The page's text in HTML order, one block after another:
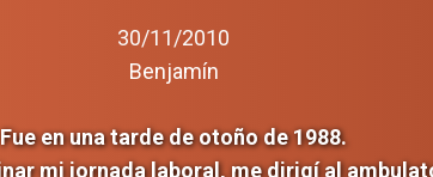
30/11/2010
Benjamín
Fue en una tarde de otoño de 1988.
mi jornada laboral, me dirigí al